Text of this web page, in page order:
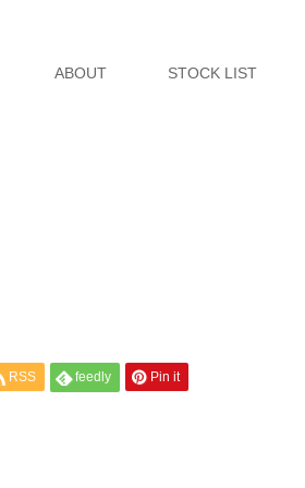
ABOUT STOCK LIST
RSS feedly Pin it